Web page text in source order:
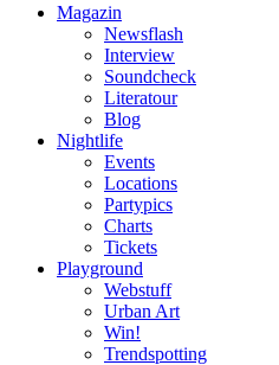
Magazin
Newsflash
Interview
Soundcheck
Literatour
Blog
Nightlife
Events
Locations
Partypics
Charts
Tickets
Playground
Webstuff
Urban Art
Win!
Trendspotting